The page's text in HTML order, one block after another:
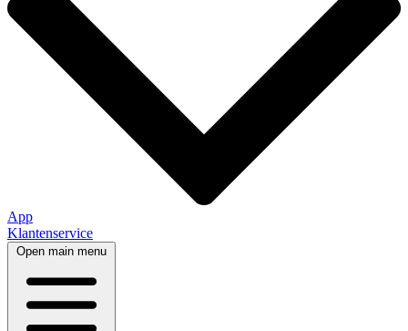
App
Klantenservice
Open main menu